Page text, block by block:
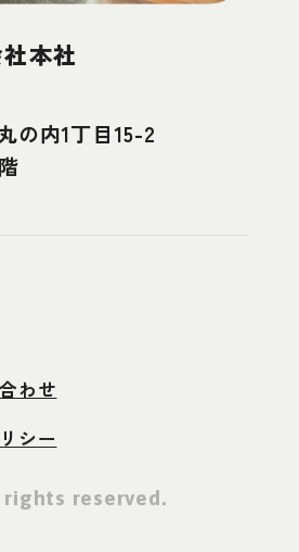
本社
の内1丁目15-2
わせ
シー
rights reserved.